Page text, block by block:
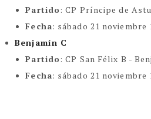
Partido:CP Príncipe de
Fecha: sábado 21 noviembre
Benjamín C
Partido:CP San Félix B -
Fecha: sábado 21 noviembre